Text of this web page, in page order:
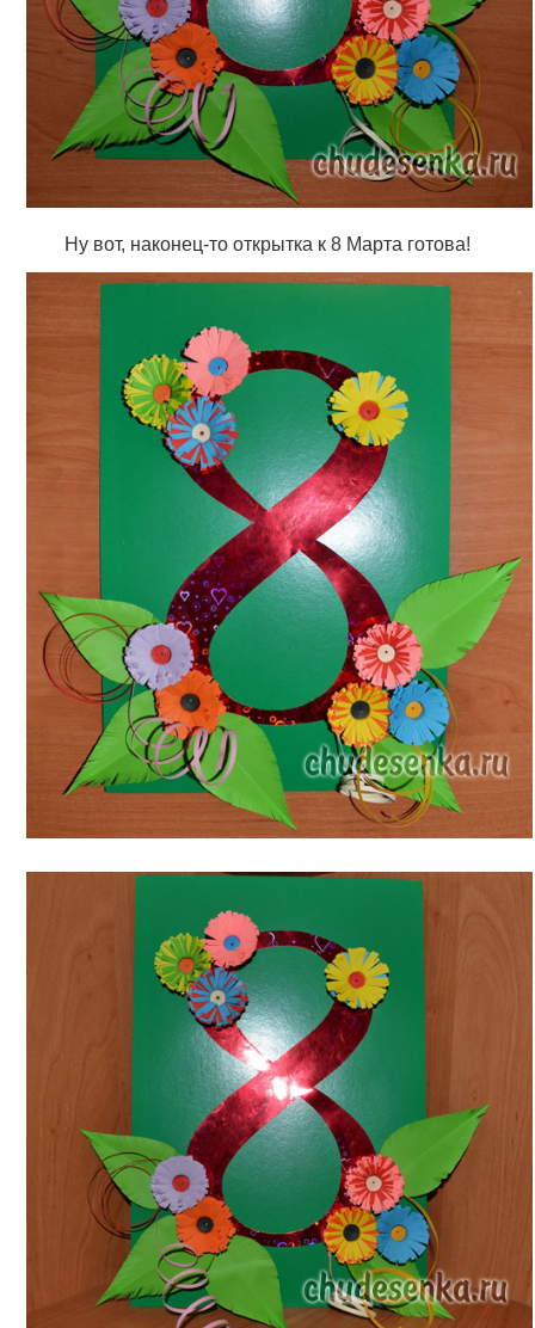
Ну вот, наконец-то открытка к 8 Марта готова!